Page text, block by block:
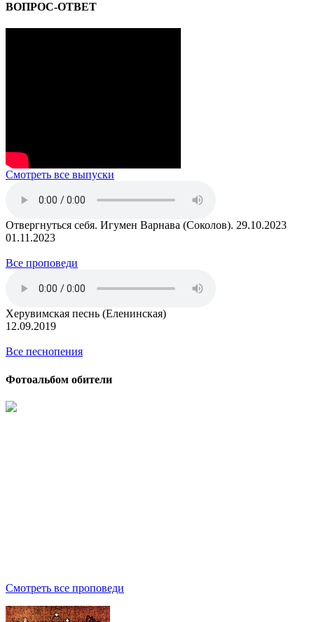
ВОПРОС-ОТВЕТ
Смотреть все выпуски
Отвергнуться себя. Игумен Варнава (Соколов). 29.10.2023
01.11.2023
Все проповеди
Херувимская песнь (Еленинская)
12.09.2019
Все песнопения
Фотоальбом обители
Смотреть все проповеди